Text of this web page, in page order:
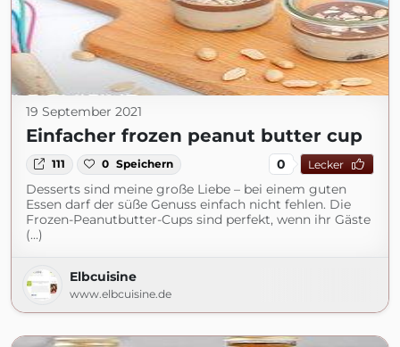
19 September 2021
Einfacher frozen peanut butter cup
111 0 Speichern 0 Lecker
Desserts sind meine große Liebe – bei einem guten
Essen darf der süße Genuss einfach nicht fehlen. Die
Frozen-Peanutbutter-Cups sind perfekt, wenn ihr Gäste
(...)
Elbcuisine
www.elbcuisine.de